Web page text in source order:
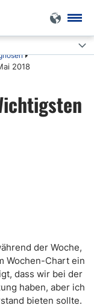
2018
der Woche,
Wochen-Chart ein
dass wir bei der
haben, aber ich
bieten sollte.